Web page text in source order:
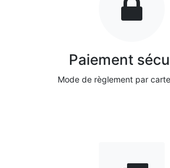
Paiement
Mode de règlement par